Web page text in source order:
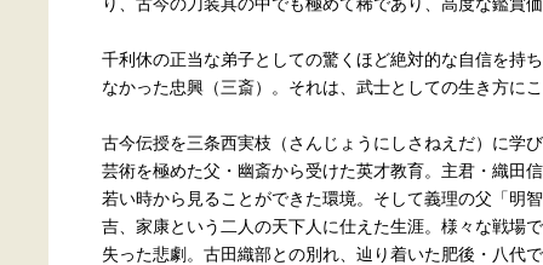
り、古今の刀装具の中でも極めて稀であり、高度な鑑賞
千利休の正当な弟子としての驚くほど絶対的な自信を持
なかった忠興（三斎）。それは、武士としての生き方に
古今伝授を三条西実枝（さんじょうにしさねえだ）に学
芸術を極めた父・幽斎から受けた英才教育。主君・織田
若い時から見ることができた環境。そして義理の父「明
吉、家康という二人の天下人に仕えた生涯。様々な戦場
失った悲劇。古田織部との別れ、辿り着いた肥後・八代